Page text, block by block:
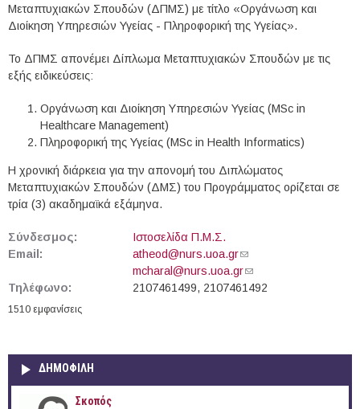
Μεταπτυχιακών Σπουδών (ΔΠΜΣ) με τίτλο «Οργάνωση και
Διοίκηση Υπηρεσιών Υγείας - Πληροφορική της Υγείας».
Το ΔΠΜΣ απονέμει Δίπλωμα Μεταπτυχιακών Σπουδών με τις
εξής ειδικεύσεις:
Οργάνωση και Διοίκηση Υπηρεσιών Υγείας (MSc in
Healthcare Management)
Πληροφορική της Υγείας (MSc in Health Informatics)
Η χρονική διάρκεια για την απονομή του Διπλώματος
Μεταπτυχιακών Σπουδών (ΔΜΣ) του Προγράμματος ορίζεται σε
τρία (3) ακαδημαϊκά εξάμηνα.
Σύνδεσμος:
Ιστοσελίδα Π.Μ.Σ.
Email:
atheod@nurs.uoa.gr(link sends e-mail)
mcharal@nurs.uoa.gr(link sends e-mail)
Τηλέφωνο:
2107461499, 2107461492
1510 εμφανίσεις
ΔΗΜΟΦΙΛΗ
Σκοπός